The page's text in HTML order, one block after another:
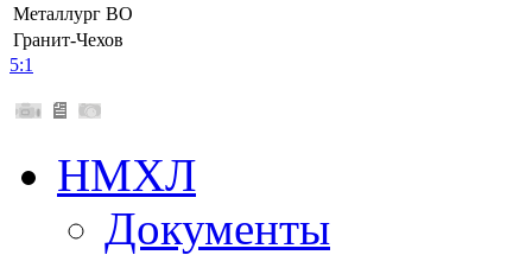
Металлург ВО
Гранит-Чехов
5:1
НМХЛ
Документы